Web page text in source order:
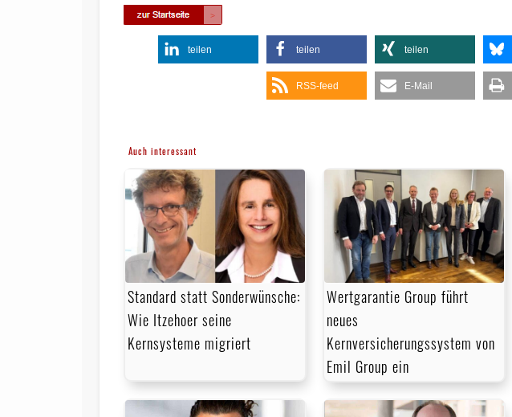
teilen teilen teilen
RSS-feed E-Mail
Auch interessant
Standard statt Sonderwünsche:
Wie Itzehoer seine
Kernsysteme migriert
Wertgarantie Group führt
neues
Kernversicherungssystem von
Emil Group ein